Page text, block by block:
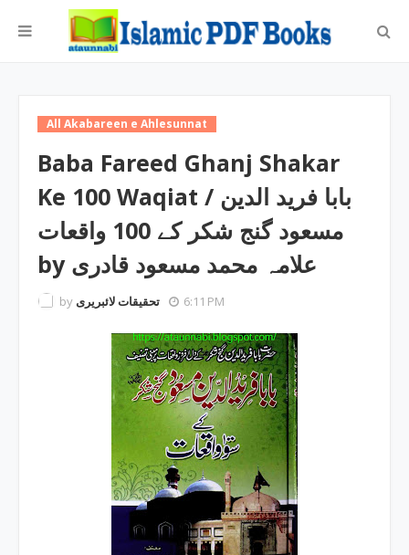
All Akabareen e Ahlesunnat
Baba Fareed Ghanj Shakar
Ke 100 Waqiat / بابا فرید الدین
مسعود گنج شکر کے 100 واقعات
by علامہ محمد مسعود قادری
by تحقیقات لائبریری 6:11 PM